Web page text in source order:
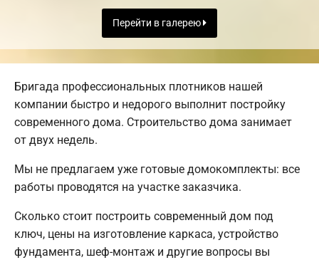
Перейти в галерею
Бригада профессиональных плотников нашей
компании быстро и недорого выполнит постройку
современного дома. Строительство дома занимает
от двух недель.
Мы не предлагаем уже готовые домокомплекты: все
работы проводятся на участке заказчика.
Сколько стоит построить современный дом под
ключ, цены на изготовление каркаса, устройство
фундамента, шеф-монтаж и другие вопросы вы